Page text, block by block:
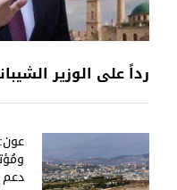
رداً على الوزير
دعم